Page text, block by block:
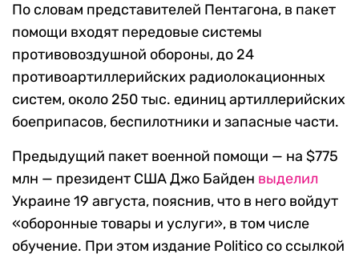
По словам представителей Пентагона, в пакет
помощи входят передовые системы
противовоздушной обороны, до 24
противоартиллерийских радиолокационных
систем, около 250 тыс. единиц артиллерийских
боеприпасов, беспилотники и запасные части.
Предыдущий пакет военной помощи — на $775
млн — президент США Джо Байден выделил
Украине 19 августа, пояснив, что в него войдут
«оборонные товары и услуги», в том числе
обучение. При этом издание Politico со ссылкой